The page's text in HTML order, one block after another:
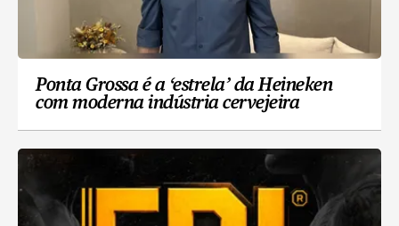
Ponta Grossa é a ‘estrela’ da Heineken
com moderna indústria cervejeira